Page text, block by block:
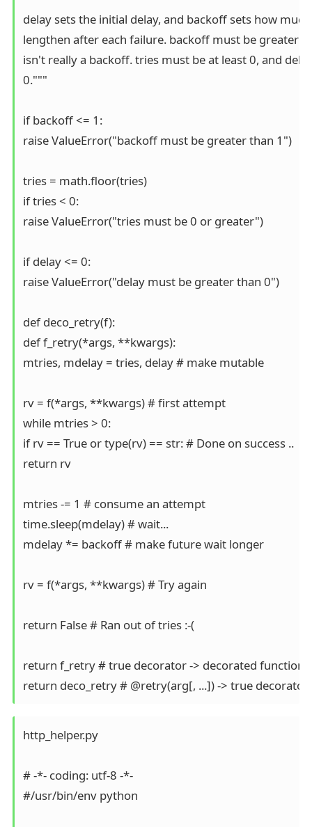
delay sets the initial delay, and backoff sets how
lengthen after each failure. backoff must be greater
isn't really a backoff. tries must be at least 0, and
0."""
if backoff <= 1:
raise ValueError("backoff must be greater than 1")
tries = math.floor(tries)
if tries < 0:
raise ValueError("tries must be 0 or greater")
if delay <= 0:
raise ValueError("delay must be greater than 0")
def deco_retry(f):
def f_retry(*args, **kwargs):
mtries, mdelay = tries, delay # make mutable
rv = f(*args, **kwargs) # first attempt
while mtries > 0:
if rv == True or type(rv) == str: # Done on success ..
return rv
mtries -= 1 # consume an attempt
time.sleep(mdelay) # wait...
mdelay *= backoff # make future wait longer
rv = f(*args, **kwargs) # Try again
return False # Ran out of tries :-(
return f_retry # true decorator -> decorated function
return deco_retry # @retry(arg[, ...]) -> true decorator
http_helper.py
# -*- coding: utf-8 -*-
#/usr/bin/env python